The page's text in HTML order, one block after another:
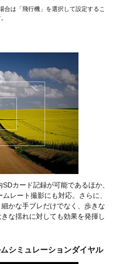
合は「飛行機」を選択して設定するこ
カード記録が可能であるほか、
レート撮影にも対応。さらに、
かな手ブレだけでなく、歩きな
な揺れに対しても効果を発揮し
シミュレーションダイヤル